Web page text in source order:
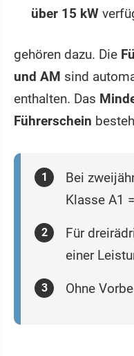
über 15 kW
gehören dazu. Die
und AM sind
enthalten. Das
Führerschein
Bei
Klasse A1 =
Für
einer
Ohne